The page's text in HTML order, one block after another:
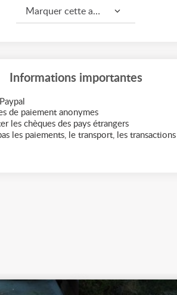
Marquer cette annonce comme...
Informations importantes
de paiement anonymes
les chèques des pays étrangers
les paiements, le transport, les